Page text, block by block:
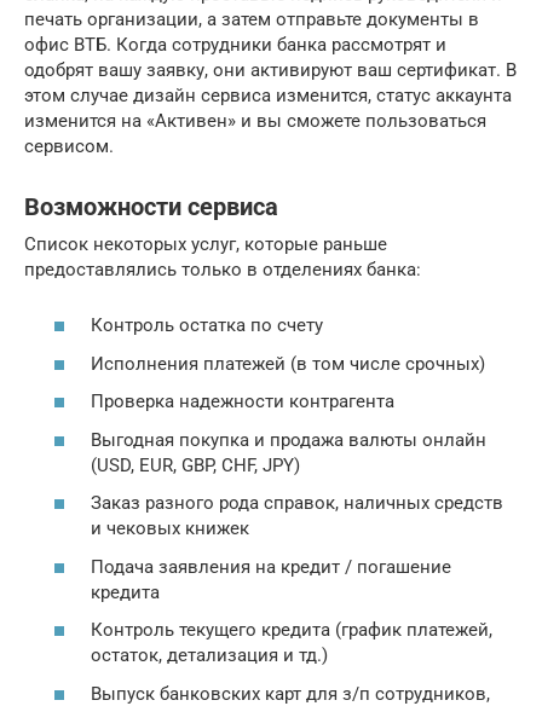
печать организации, а затем отправьте документы в
офис ВТБ. Когда сотрудники банка рассмотрят и
одобрят вашу заявку, они активируют ваш сертификат. В
этом случае дизайн сервиса изменится, статус аккаунта
изменится на «Активен» и вы сможете пользоваться
сервисом.
Возможности сервиса
Список некоторых услуг, которые раньше
предоставлялись только в отделениях банка:
Контроль остатка по счету
Исполнения платежей (в том числе срочных)
Проверка надежности контрагента
Выгодная покупка и продажа валюты онлайн
(USD, EUR, GBP, CHF, JPY)
Заказ разного рода справок, наличных средств
и чековых книжек
Подача заявления на кредит / погашение
кредита
Контроль текущего кредита (график платежей,
остаток, детализация и тд.)
Выпуск банковских карт для з/п сотрудников,